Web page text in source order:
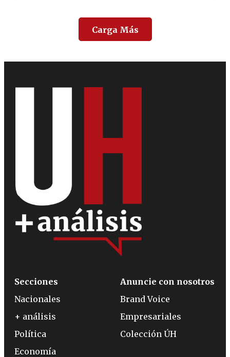
Carga Más
Secciones
Nacionales
+ análisis
Política
Economía
Anuncie con nosotros
Brand Voice
Empresariales
Colección ÚH